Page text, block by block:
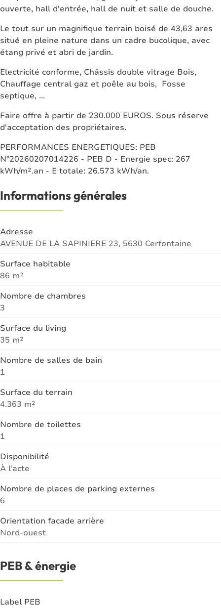
ouverte, hall d'entrée, hall de nuit et salle de douche.
Le tout sur un magnifique terrain boisé de 43,63 ares
situé en pleine nature dans un cadre bucolique, avec
étang privé et abri de jardin.
Electricité conforme, Châssis double vitrage Bois,
Chauffage central gaz et poêle au bois, Fosse
septique, ...
Faire offre à partir de 230.000 EUROS. Sous réserve
d'acceptation des propriétaires.
PERFORMANCES ENERGETIQUES: PEB
N°20260207014226 - PEB D - Energie spec: 267
kWh/m².an - E totale: 26.573 kWh/an.
Informations générales
Adresse
AVENUE DE LA SAPINIERE 23, 5630 Cerfontaine
Surface habitable
86 m²
Nombre de chambres
3
Surface du living
35 m²
Nombre de salles de bain
1
Surface du terrain
4.363 m²
Nombre de toilettes
1
Disponibilité
À l'acte
Nombre de places de parking externes
6
Orientation facade arrière
Nord-ouest
PEB & énergie
Label PEB